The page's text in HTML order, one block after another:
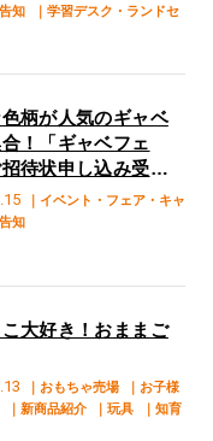
知
｜学習デスク・ランドセ
｜イベント・フェア・キャ
知
柄が人気のギャベ
！「ギャベフェ
待状申し込み受付
｜おもちゃ売場
｜お子様
｜新商品紹介 ｜玩具 ｜知育
大好き！おままご